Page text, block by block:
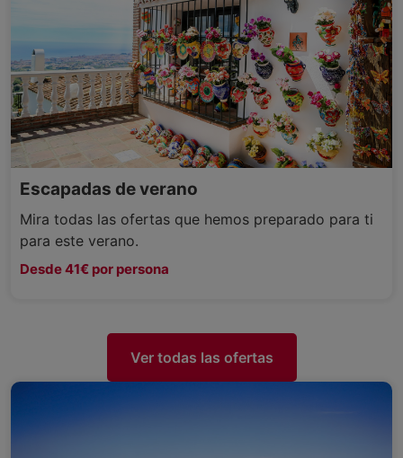
Escapadas de verano
Mira todas las ofertas que hemos preparado para ti
para este verano.
Desde 41€ por persona
Ver todas las ofertas